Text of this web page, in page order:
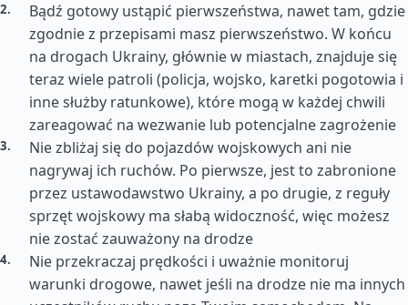
Bądź gotowy ustąpić pierwszeństwa, nawet tam, gdzie
zgodnie z przepisami masz pierwszeństwo. W końcu
na drogach Ukrainy, głównie w miastach, znajduje się
teraz wiele patroli (policja, wojsko, karetki pogotowia i
inne służby ratunkowe), które mogą w każdej chwili
zareagować na wezwanie lub potencjalne zagrożenie
Nie zbliżaj się do pojazdów wojskowych ani nie
nagrywaj ich ruchów. Po pierwsze, jest to zabronione
przez ustawodawstwo Ukrainy, a po drugie, z reguły
sprzęt wojskowy ma słabą widoczność, więc możesz
nie zostać zauważony na drodze
Nie przekraczaj prędkości i uważnie monitoruj
warunki drogowe, nawet jeśli na drodze nie ma innych